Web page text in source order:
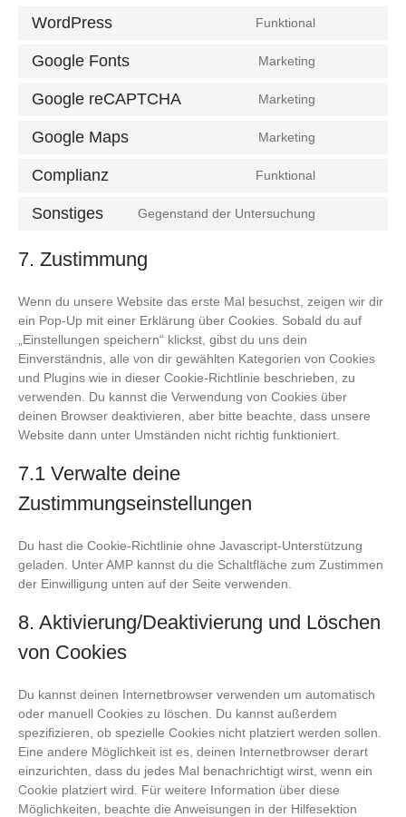
WordPress Funktional
Google Fonts Marketing
Google reCAPTCHA Marketing
Google Maps Marketing
Complianz Funktional
Sonstiges Gegenstand der Untersuchung
7. Zustimmung
Wenn du unsere Website das erste Mal besuchst, zeigen wir dir
ein Pop-Up mit einer Erklärung über Cookies. Sobald du auf
„Einstellungen speichern“ klickst, gibst du uns dein
Einverständnis, alle von dir gewählten Kategorien von Cookies
und Plugins wie in dieser Cookie-Richtlinie beschrieben, zu
verwenden. Du kannst die Verwendung von Cookies über
deinen Browser deaktivieren, aber bitte beachte, dass unsere
Website dann unter Umständen nicht richtig funktioniert.
7.1 Verwalte deine
Zustimmungseinstellungen
Du hast die Cookie-Richtlinie ohne Javascript-Unterstützung
geladen. Unter AMP kannst du die Schaltfläche zum Zustimmen
der Einwilligung unten auf der Seite verwenden.
8. Aktivierung/Deaktivierung und Löschen
von Cookies
Du kannst deinen Internetbrowser verwenden um automatisch
oder manuell Cookies zu löschen. Du kannst außerdem
spezifizieren, ob spezielle Cookies nicht platziert werden sollen.
Eine andere Möglichkeit ist es, deinen Internetbrowser derart
einzurichten, dass du jedes Mal benachrichtigt wirst, wenn ein
Cookie platziert wird. Für weitere Information über diese
Möglichkeiten, beachte die Anweisungen in der Hilfesektion